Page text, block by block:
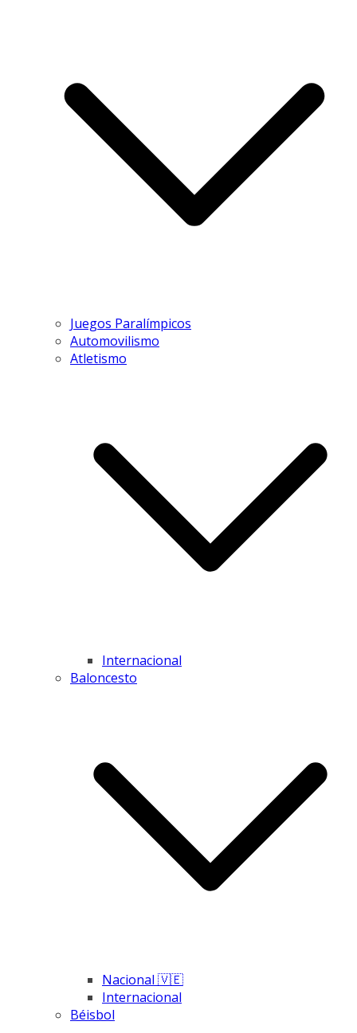
Juegos Paralímpicos
Automovilismo
Atletismo
Internacional
Baloncesto
Nacional 🇻🇪
Internacional
Béisbol